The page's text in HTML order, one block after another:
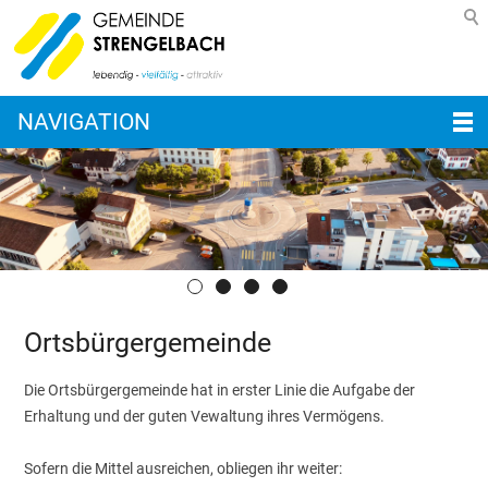
NAVIGATION
Ortsbürgergemeinde
Die Ortsbürgergemeinde hat in erster Linie die Aufgabe der
Erhaltung und der guten Vewaltung ihres Vermögens.
Sofern die Mittel ausreichen, obliegen ihr weiter: